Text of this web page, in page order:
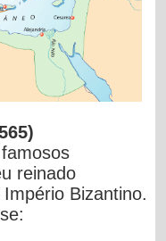
reinado
Bizantino.